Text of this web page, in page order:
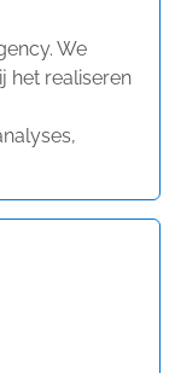
We
het realiseren